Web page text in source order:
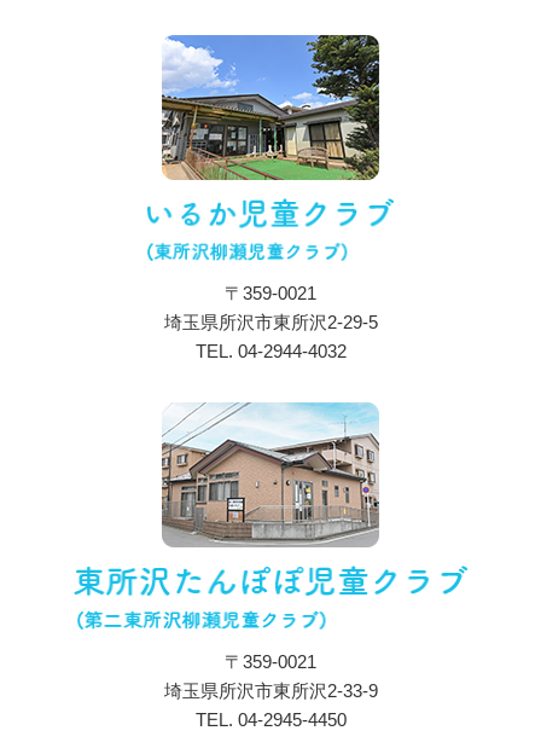
特色・教育内容
施設について
保育目標・コンセプト
施設・設備紹介
アクセス
プライバシーポリシー
〒359-0021
埼玉県所沢市東所沢2-29-5
TEL. 04-2944-4032
〒359-0021
埼玉県所沢市東所沢2-33-9
TEL. 04-2945-4450